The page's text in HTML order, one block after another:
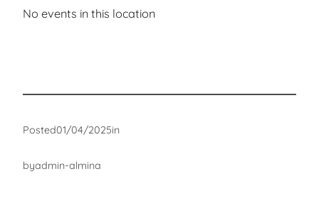
No events in this location
Posted01/04/2025in
byadmin-almina